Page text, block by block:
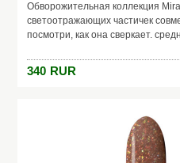
Обворожительная коллекция
светоотражающих частичек
посмотри, как она сверкает.
340 RUR